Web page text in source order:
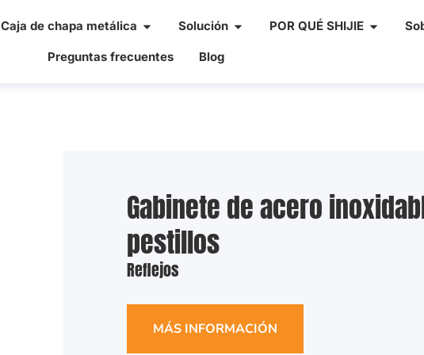
Caja de chapa metálica Solución POR QUÉ SHIJIE
Preguntas frecuentes Blog
Gabinete de acero
pestillos
Reflejos
MÁS INFORMACIÓN